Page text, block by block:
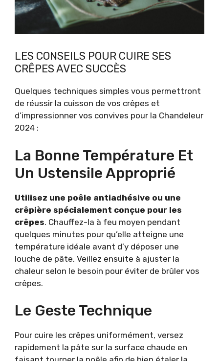
LES CONSEILS POUR CUIRE SES
CRÊPES AVEC SUCCÈS
Quelques techniques simples vous permettront
de réussir la cuisson de vos crêpes et
d’impressionner vos convives pour la Chandeleur
2024 :
La Bonne Température Et
Un Ustensile Approprié
Utilisez une poêle antiadhésive ou une
crêpière spécialement conçue pour les
crêpes. Chauffez-la à feu moyen pendant
quelques minutes pour qu’elle atteigne une
température idéale avant d’y déposer une
louche de pâte. Veillez ensuite à ajuster la
chaleur selon le besoin pour éviter de brûler vos
crêpes.
Le Geste Technique
Pour cuire les crêpes uniformément, versez
rapidement la pâte sur la surface chaude en